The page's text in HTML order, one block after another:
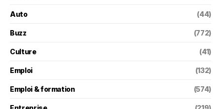
Auto (44)
Buzz (772)
Culture (41)
Emploi (132)
Emploi & formation (574)